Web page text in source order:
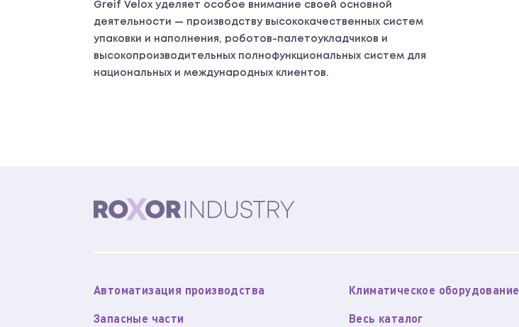
Greif Velox уделяет особое внимание своей основной
деятельности — производству высококачественных систем
упаковки и наполнения, роботов-палетоукладчиков и
высокопроизводительных полнофункциональных систем для
национальных и международных клиентов.
Автоматизация производства Климатическое оборудование
Запасные части
Весь каталог